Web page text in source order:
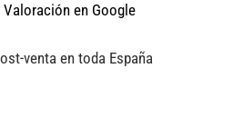
Valoración en Google
venta en toda España